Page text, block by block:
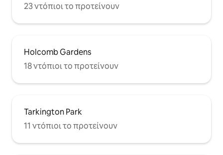
23 ντόπιοι το προτείνουν
Holcomb Gardens
18 ντόπιοι το προτείνουν
Tarkington Park
11 ντόπιοι το προτείνουν